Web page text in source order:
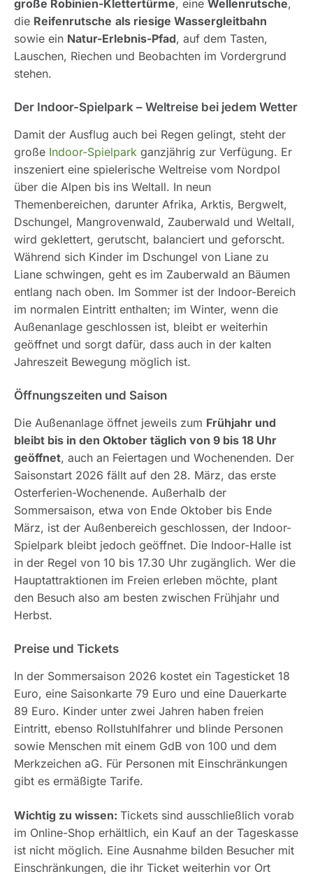
große Robinien-Klettertürme, eine Wellenrutsche,
die Reifenrutsche als riesige Wassergleitbahn
sowie ein Natur-Erlebnis-Pfad, auf dem Tasten,
Lauschen, Riechen und Beobachten im Vordergrund
stehen.
Der Indoor-Spielpark – Weltreise bei jedem Wetter
Damit der Ausflug auch bei Regen gelingt, steht der
große Indoor-Spielpark ganzjährig zur Verfügung. Er
inszeniert eine spielerische Weltreise vom Nordpol
über die Alpen bis ins Weltall. In neun
Themenbereichen, darunter Afrika, Arktis, Bergwelt,
Dschungel, Mangrovenwald, Zauberwald und Weltall,
wird geklettert, gerutscht, balanciert und geforscht.
Während sich Kinder im Dschungel von Liane zu
Liane schwingen, geht es im Zauberwald an Bäumen
entlang nach oben. Im Sommer ist der Indoor-Bereich
im normalen Eintritt enthalten; im Winter, wenn die
Außenanlage geschlossen ist, bleibt er weiterhin
geöffnet und sorgt dafür, dass auch in der kalten
Jahreszeit Bewegung möglich ist.
Öffnungszeiten und Saison
Die Außenanlage öffnet jeweils zum Frühjahr und
bleibt bis in den Oktober täglich von 9 bis 18 Uhr
geöffnet, auch an Feiertagen und Wochenenden. Der
Saisonstart 2026 fällt auf den 28. März, das erste
Osterferien-Wochenende. Außerhalb der
Sommersaison, etwa von Ende Oktober bis Ende
März, ist der Außenbereich geschlossen, der Indoor-
Spielpark bleibt jedoch geöffnet. Die Indoor-Halle ist
in der Regel von 10 bis 17.30 Uhr zugänglich. Wer die
Hauptattraktionen im Freien erleben möchte, plant
den Besuch also am besten zwischen Frühjahr und
Herbst.
Preise und Tickets
In der Sommersaison 2026 kostet ein Tagesticket 18
Euro, eine Saisonkarte 79 Euro und eine Dauerkarte
89 Euro. Kinder unter zwei Jahren haben freien
Eintritt, ebenso Rollstuhlfahrer und blinde Personen
sowie Menschen mit einem GdB von 100 und dem
Merkzeichen aG. Für Personen mit Einschränkungen
gibt es ermäßigte Tarife.
Wichtig zu wissen: Tickets sind ausschließlich vorab
im Online-Shop erhältlich, ein Kauf an der Tageskasse
ist nicht möglich. Eine Ausnahme bilden Besucher mit
Einschränkungen, die ihr Ticket weiterhin vor Ort